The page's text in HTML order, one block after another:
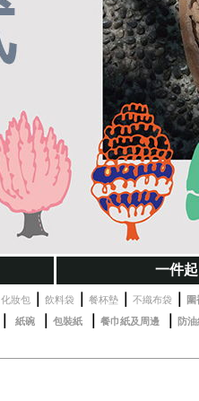
一件
妝包 ｜ 飲料袋 ｜ 餐杯墊 ｜ 不織布袋 ｜ 圍
｜ 紙碗 ｜ 包裝紙 ｜ 餐巾紙及周邊 ｜ 防